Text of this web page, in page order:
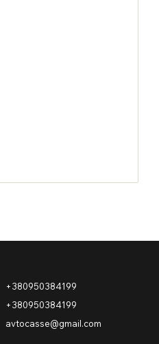
+380950384199
+380950384199
avtocasse@gmail.com